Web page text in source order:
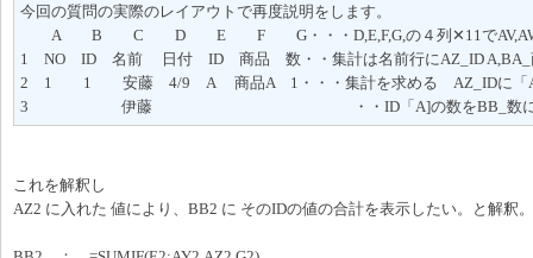
今回の質問の実際のレイアウトで再度説明をします。
A B C D E F G・・・D,E,F,G,の４列✕11で
1 NO ID 名前 日付 ID 商品 数・・集計は名前行にAZ_ID A,BA_
2 1 1 安藤 4/9 A 商品A 1・・・集計を求める AZ_IDに「A」
3 伊藤 ・・ID「A]の数をBB_数に集計
これを解釈し
AZ2 に入れた 値により、BB2 に そのIDの値の合計を表示したい。と解釈。